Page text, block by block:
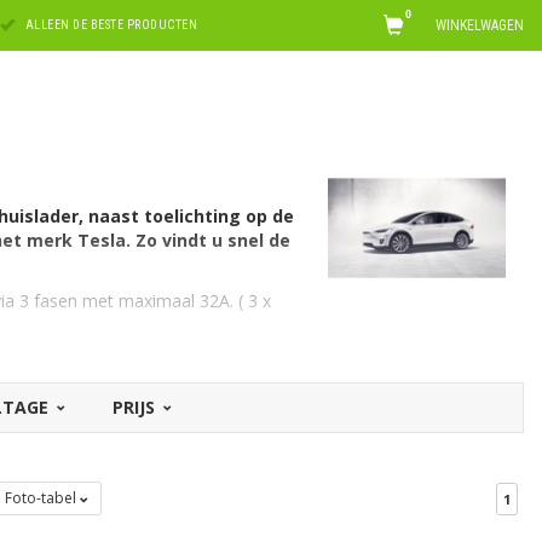
ALLEEN DE BESTE PRODUCTEN WINKELWAGEN
0
naast toelichting op de
merk Tesla. Zo vindt u snel de
3 fasen met maximaal 32A. ( 3 x
Hiervoor is een EV laadkabel
X 100D .
PRIJS
Foto-tabel 1